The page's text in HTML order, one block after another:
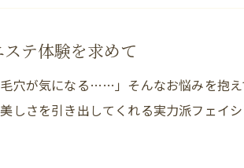
テ体験を求めて
穴が気になる……」そんなお悩みを抱
しさを引き出してくれる実力派フェイ